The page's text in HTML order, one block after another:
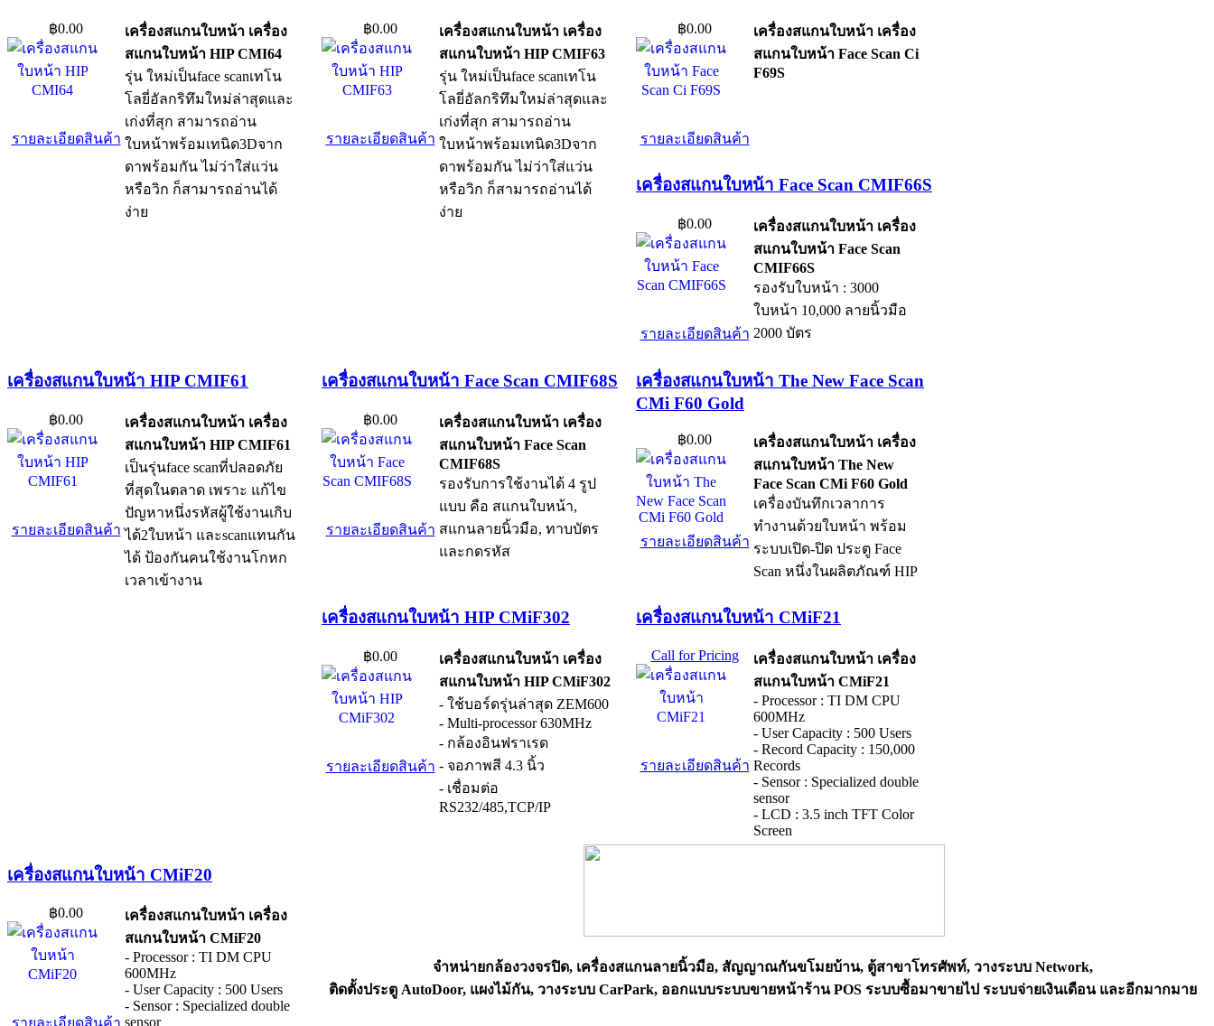
฿0.00
รายละเอียดสินค้า
เครื่องสแกนใบหน้า เครื่อง
สแกนใบหน้า HIP CMI64
รุ่น ใหม่เป็นface scanเทโน
โลยี่อัลกริทึมใหม่ล่าสุดและ
เก่งที่สุก สามารถอ่าน
ใบหน้าพร้อมเทนิด3Dจาก
ดาพร้อมกัน ไม่ว่าใส่แว่น
หรือวิก ก็สามารถอ่านได้
ง่าย
฿0.00
รายละเอียดสินค้า
เครื่องสแกนใบหน้า เครื่อง
สแกนใบหน้า HIP CMIF63
รุ่น ใหม่เป็นface scanเทโน
โลยี่อัลกริทึมใหม่ล่าสุดและ
เก่งที่สุก สามารถอ่าน
ใบหน้าพร้อมเทนิด3Dจาก
ดาพร้อมกัน ไม่ว่าใส่แว่น
หรือวิก ก็สามารถอ่านได้
ง่าย
฿0.00
รายละเอียดสินค้า
เครื่องสแกนใบหน้า เครื่อง
สแกนใบหน้า Face Scan Ci
F69S
เครื่องสแกนใบหน้า Face Scan CMIF66S
฿0.00
รายละเอียดสินค้า
เครื่องสแกนใบหน้า เครื่อง
สแกนใบหน้า Face Scan
CMIF66S
รองรับใบหน้า : 3000
ใบหน้า 10,000 ลายนิ้วมือ
2000 บัตร
เครื่องสแกนใบหน้า HIP CMIF61
฿0.00
รายละเอียดสินค้า
เครื่องสแกนใบหน้า เครื่อง
สแกนใบหน้า HIP CMIF61
เป็นรุ่นface scanที่ปลอดภัย
ที่สุดในตลาด เพราะ แก้ไข
ปัญหาหนึ่งรหัสผู้ใช้งานเกิบ
ได้2ใบหน้า และscanแทนกัน
ได้ ป้องกันคนใช้งานโกหก
เวลาเข้างาน
เครื่องสแกนใบหน้า Face Scan CMIF68S
฿0.00
รายละเอียดสินค้า
เครื่องสแกนใบหน้า เครื่อง
สแกนใบหน้า Face Scan
CMIF68S
รองรับการใช้งานได้ 4 รูป
แบบ คือ สแกนใบหน้า,
สแกนลายนิ้วมือ, ทาบบัตร
และกดรหัส
เครื่องสแกนใบหน้า The New Face Scan
CMi F60 Gold
฿0.00
รายละเอียดสินค้า
เครื่องสแกนใบหน้า เครื่อง
สแกนใบหน้า The New
Face Scan CMi F60 Gold
เครื่องบันทึกเวลาการ
ทำงานด้วยใบหน้า พร้อม
ระบบเปิด-ปิด ประตู Face
Scan หนึ่งในผลิตภัณฑ์ HIP
เครื่องสแกนใบหน้า HIP CMiF302
฿0.00
รายละเอียดสินค้า
เครื่องสแกนใบหน้า เครื่อง
สแกนใบหน้า HIP CMiF302
- ใช้บอร์ดรุ่นล่าสุด ZEM600
- Multi-processor 630MHz
- กล้องอินฟราเรด
- จอภาพสี 4.3 นิ้ว
- เชื่อมต่อ
RS232/485,TCP/IP
เครื่องสแกนใบหน้า CMiF21
Call for Pricing
รายละเอียดสินค้า
เครื่องสแกนใบหน้า เครื่อง
สแกนใบหน้า CMiF21
- Processor : TI DM CPU
600MHz
- User Capacity : 500 Users
- Record Capacity : 150,000
Records
- Sensor : Specialized double
sensor
- LCD : 3.5 inch TFT Color
Screen
เครื่องสแกนใบหน้า CMiF20
฿0.00
เครื่องสแกนใบหน้า เครื่อง
สแกนใบหน้า CMiF20
- Processor : TI DM CPU
600MHz
- User Capacity : 500 Users
- Sensor : Specialized double
sensor
จำหน่ายกล้องวงจรปิด, เครื่องสแกนลายนิ้วมือ, สัญญาณกันขโมยบ้าน, ตู้สาขาโทรศัพท์, วางระบบ Network,
ติดตั้งประตู AutoDoor, แผงไม้กัน, วางระบบ CarPark, ออกแบบระบบขายหน้าร้าน POS ระบบซื้อมาขายไป ระบบจ่ายเงินเดือน และอีกมากมาย